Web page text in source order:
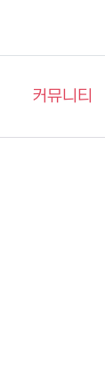
커뮤니티
이슈게시판